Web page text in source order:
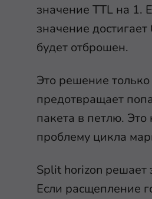
значение TTL на 1.
значение достигает
будет отброшен.
Это решение только
предотвращает
пакета в петлю.
проблему цикла
Split horizon решает
Если расщепление